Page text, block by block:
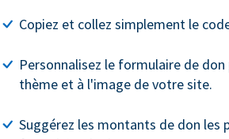
Copiez et collez simplement le
Personnalisez le formulaire de
thème et à l'image de votre site.
Suggérez les montants de don les